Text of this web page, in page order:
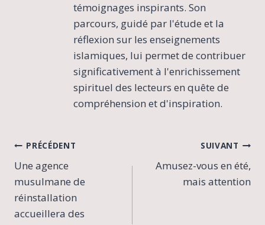
témoignages inspirants. Son
parcours, guidé par l'étude et la
réflexion sur les enseignements
islamiques, lui permet de contribuer
significativement à l'enrichissement
spirituel des lecteurs en quête de
compréhension et d'inspiration.
Navigation
de
l’article
PRÉCÉDENT
Une agence
musulmane de
réinstallation
accueillera des
SUIVANT
Amusez-vous en été,
mais attention